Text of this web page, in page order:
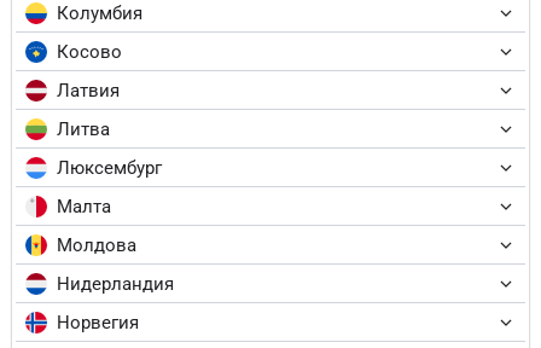
Колумбия
Косово
Латвия
Литва
Люксембург
Малта
Молдова
Нидерландия
Норвегия